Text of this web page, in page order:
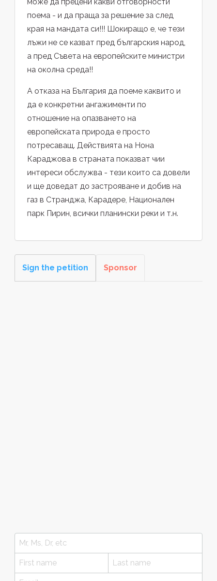
поема - и да праща за решение за след
края на мандата си!!! Шокиращо е, че тези
лъжи не се казват пред българския народ,
а пред Съвета на европейските министри
на околна среда!!
А отказа на България да поеме каквито и
да е конкретни ангажименти по
отношение на опазването на
европейската природа е просто
потресаващ. Действията на Нона
Караджова в страната показват чии
интереси обслужва - тези които са довели
и ще доведат до застрояване и добив на
газ в Странджа, Карадере, Национален
парк Пирин, всички планински реки и т.н.
Sign the petition Sponsor